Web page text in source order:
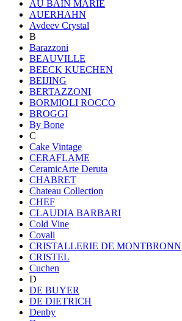
AU BAIN MARIE
AUERHAHN
Avdeev Crystal
B
Barazzoni
BEAUVILLE
BEECK KUECHEN
BEIJING
BERTAZZONI
BORMIOLI ROCCO
BROGGI
By Bone
C
Cake Vintage
CERAFLAME
CeramicArte Deruta
CHABRET
Chateau Collection
CHEF
CLAUDIA BARBARI
Cold Vine
Covali
CRISTALLERIE DE MONTBRONN
CRISTEL
Cuchen
D
DE BUYER
DE DIETRICH
Denby